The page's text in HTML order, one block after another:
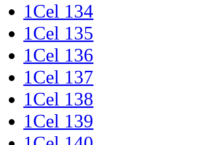
1Cel 134
1Cel 135
1Cel 136
1Cel 137
1Cel 138
1Cel 139